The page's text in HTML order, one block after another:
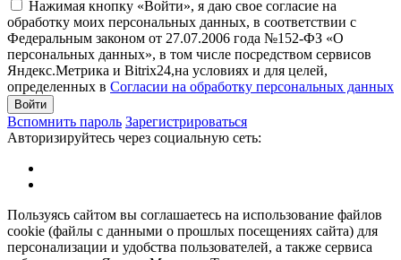
Нажимая кнопку «Войти», я даю свое согласие на
обработку моих персональных данных, в соответствии с
Федеральным законом от 27.07.2006 года №152-ФЗ «О
персональных данных», в том числе посредством сервисов
Яндекс.Метрика и Bitrix24,на условиях и для целей,
определенных в Согласии на обработку персональных данных
Войти
Вспомнить пароль Зарегистрироваться
Авторизируйтесь через социальную сеть:
Пользуясь сайтом вы соглашаетесь на использование файлов
cookie (файлы с данными о прошлых посещениях сайта) для
персонализации и удобства пользователей, а также сервиса